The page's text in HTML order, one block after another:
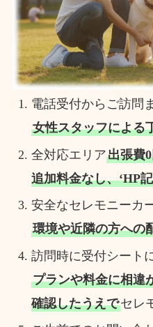
電話受付からご訪問
女性スタッフによる
全対応エリア出張費
追加料金なし、‘HP
安全なセレモニーカ
環境や近隣の方への
訪問時に受付シート
プランや料金に相違
確認したうえでセレ